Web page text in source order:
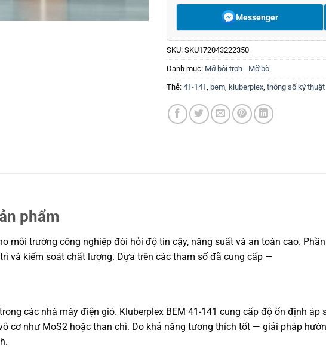
Messenger
SKU: SKU172043222350
Danh mục: Mỡ bôi trơn - Mỡ bò
Thẻ: 41-141, bem, kluberplex, thông số kỹ thuật
phẩm
môi trường công nghiệp đòi hỏi độ tin cậy, năng suất và an toàn cao.
và kiểm soát chất lượng. Dựa trên các tham số đã cung cấp —
các nhà máy điện gió. Kluberplex BEM 41-141 cung cấp độ ổn định áp
cơ như MoS2 hoặc than chì. Do khả năng tương thích tốt — giải pháp